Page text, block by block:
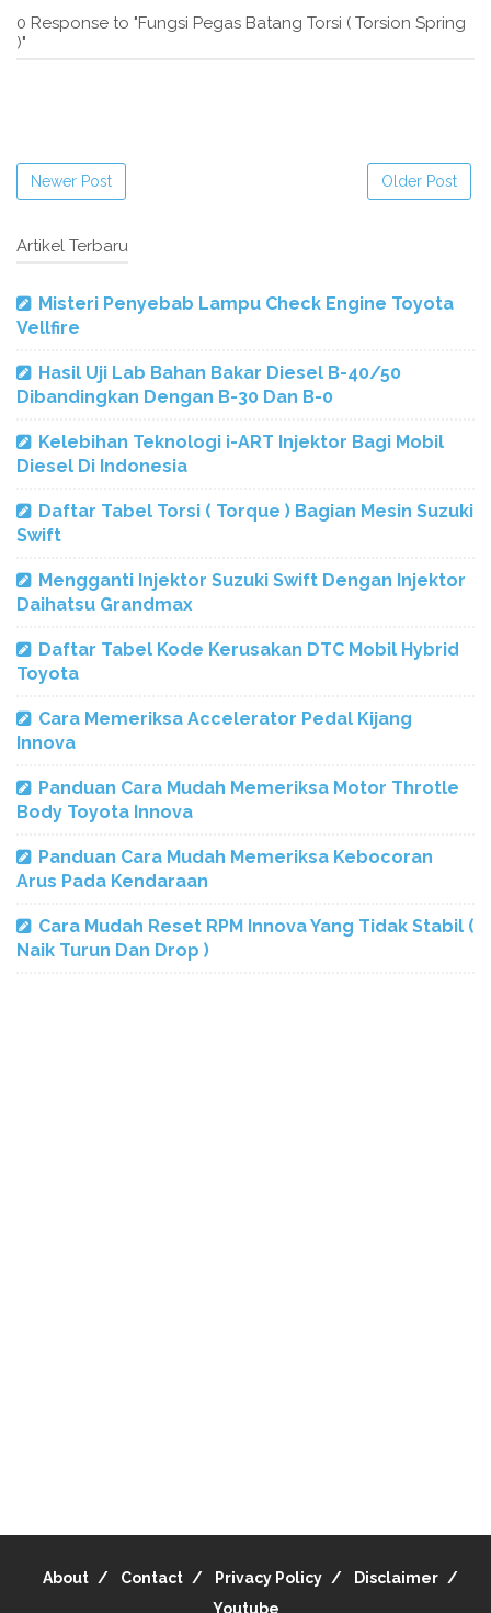
0 Response to "Fungsi Pegas Batang Torsi ( Torsion Spring
)"
Newer Post Older Post
Artikel Terbaru
Misteri Penyebab Lampu Check Engine Toyota
Vellfire
Hasil Uji Lab Bahan Bakar Diesel B-40/50
Dibandingkan Dengan B-30 Dan B-0
Kelebihan Teknologi i-ART Injektor Bagi Mobil
Diesel Di Indonesia
Daftar Tabel Torsi ( Torque ) Bagian Mesin Suzuki
Swift
Mengganti Injektor Suzuki Swift Dengan Injektor
Daihatsu Grandmax
Daftar Tabel Kode Kerusakan DTC Mobil Hybrid
Toyota
Cara Memeriksa Accelerator Pedal Kijang
Innova
Panduan Cara Mudah Memeriksa Motor Throtle
Body Toyota Innova
Panduan Cara Mudah Memeriksa Kebocoran
Arus Pada Kendaraan
Cara Mudah Reset RPM Innova Yang Tidak Stabil (
Naik Turun Dan Drop )
About Contact Privacy Policy
Disclaimer
Youtube